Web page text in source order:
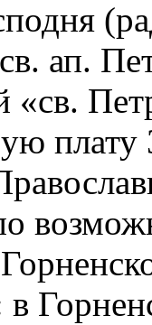
ап.
«св.
плату
в